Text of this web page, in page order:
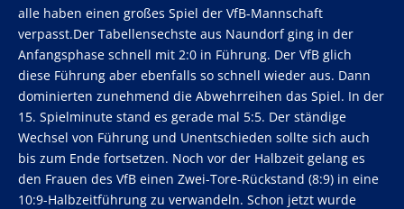
alle haben einen großes Spiel der VfB-Mannschaft
verpasst.Der Tabellensechste aus Naundorf ging in der
Anfangsphase schnell mit 2:0 in Führung. Der VfB glich
diese Führung aber ebenfalls so schnell wieder aus. Dann
dominierten zunehmend die Abwehrreihen das Spiel. In der
15. Spielminute stand es gerade mal 5:5. Der ständige
Wechsel von Führung und Unentschieden sollte sich auch
bis zum Ende fortsetzen. Noch vor der Halbzeit gelang es
den Frauen des VfB einen Zwei-Tore-Rückstand (8:9) in eine
10:9-Halbzeitführung zu verwandeln. Schon jetzt wurde